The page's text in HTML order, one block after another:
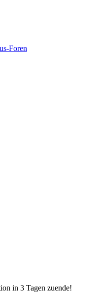
Foren
in 3 Tagen zuende!